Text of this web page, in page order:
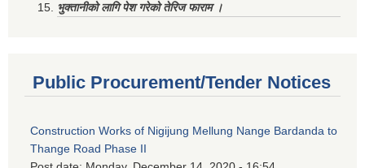
भुक्तानीको लागि पेश गरेको तेरिज फाराम ।
Public Procurement/Tender Notices
Construction Works of Nigijung Mellung Nange Bardanda to
Thange Road Phase II